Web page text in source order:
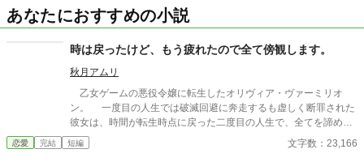
あなたにおすすめの小説
時は戻ったけど、もう疲れたので全て傍観します。
秋月アムリ
乙女ゲームの悪役令嬢に転生したオリヴィア・ヴァーミリオ
ン。 一度目の人生では破滅回避に奔走するも虚しく断罪された
彼女は、時間が転生時点に戻った二度目の人生で、全てを諦めて
いた。 もう疲れた。どうせ無駄なら、せめて断罪の日まで穏や
かに眠って過ごしたい──そう願い、積極的に引きこもり傍観を決
恋愛 完結 短編 文字数：23,166